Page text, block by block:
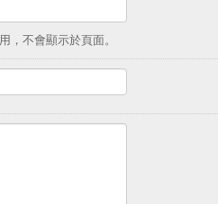
，不會顯示於頁面。